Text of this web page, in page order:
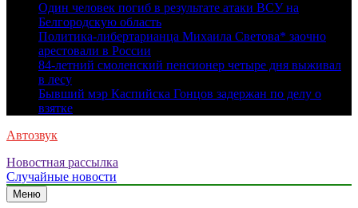
Один человек погиб в результате атаки ВСУ на
Белгородскую область
Политика-либертарианца Михаила Светова* заочно
арестовали в России
84-летний смоленский пенсионер четыре дня выживал
в лесу
Бывший мэр Каспийска Гонцов задержан по делу о
взятке
Автозвук
Новостная рассылка
Случайные новости
Меню